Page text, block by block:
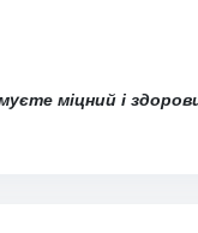
міцний і